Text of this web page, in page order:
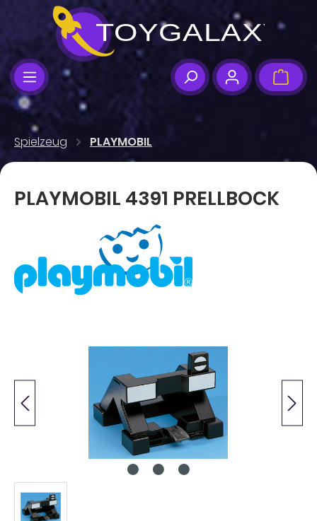
Zum Hauptinhalt springen
Spielzeug PLAYMOBIL
PLAYMOBIL 4391 PRELLBOCK